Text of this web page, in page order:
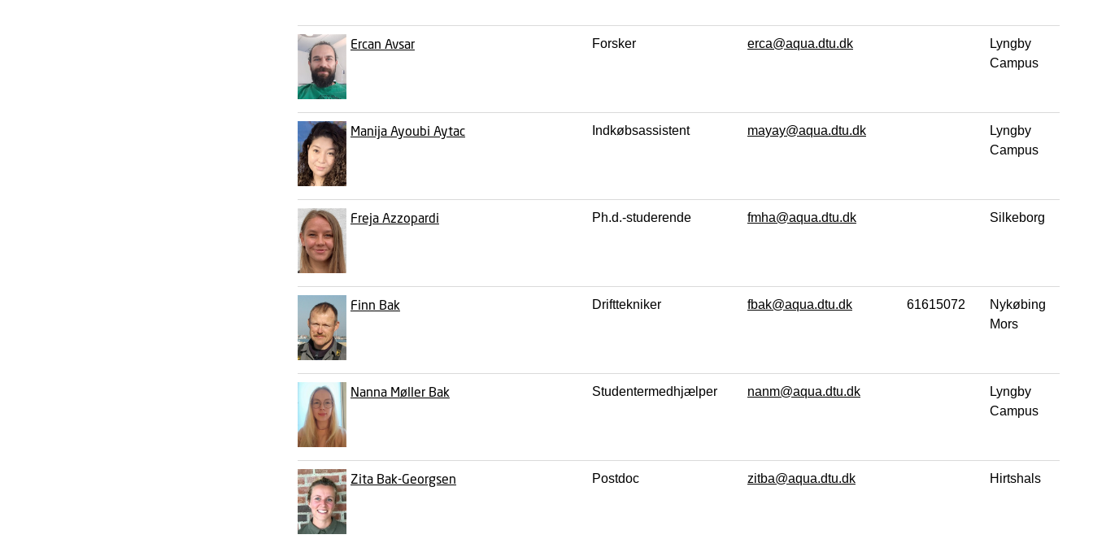
Ercan Avsar Forsker erca@aqua.dtu.dk
Lyngby
Campus
Manija Ayoubi Aytac Indkøbsassistent mayay@aqua.dtu.dk
Lyngby
Campus
Freja Azzopardi Ph.d.-studerende fmha@aqua.dtu.dk Silkeborg
Finn Bak Drifttekniker fbak@aqua.dtu.dk 61615072
Nykøbing
Mors
Nanna Møller Bak Studentermedhjælper nanm@aqua.dtu.dk
Lyngby
Campus
Zita Bak-Georgsen Postdoc zitba@aqua.dtu.dk Hirtshals